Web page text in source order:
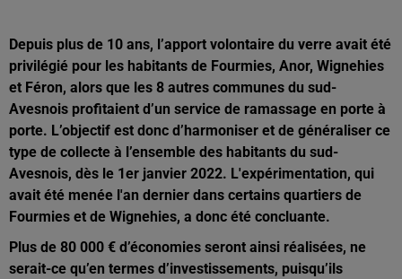
Depuis plus de 10 ans, l’apport volontaire du verre avait été
privilégié pour les habitants de Fourmies, Anor, Wignehies
et Féron, alors que les 8 autres communes du sud-
Avesnois profitaient d’un service de ramassage en porte à
porte. L’objectif est donc d’harmoniser et de généraliser ce
type de collecte à l’ensemble des habitants du sud-
Avesnois, dès le 1er janvier 2022. L'expérimentation, qui
avait été menée l'an dernier dans certains quartiers de
Fourmies et de Wignehies, a donc été concluante.
Plus de 80 000 € d’économies seront ainsi réalisées, ne
serait-ce qu’en termes d’investissements, puisqu’ils